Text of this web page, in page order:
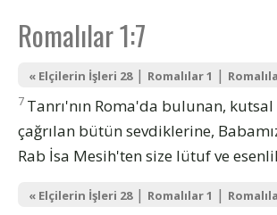
Romalılar 1:7
« Elçilerin İşleri 28| Romalılar 1 |
7 Tanrı'nın Roma'da bulunan,
çağrılan bütün sevdiklerine,
Rab İsa Mesih'ten size lütuf ve
« Elçilerin İşleri 28| Romalılar 1 |